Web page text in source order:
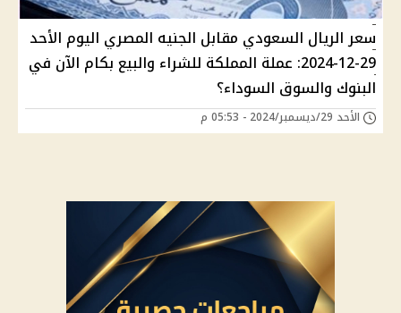
سعر الريال السعودي مقابل الجنيه المصري اليوم الأحد
29-12-2024: عملة المملكة للشراء والبيع بكام الآن في
البنوك والسوق السوداء؟
الأحد 29/ديسمبر/2024 - 05:53 م